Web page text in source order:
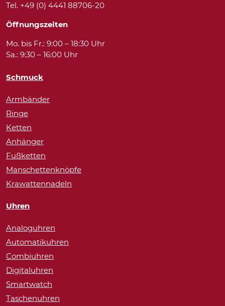
Tel. +49 (0) 4441 88706-20
Öffnungszeiten
Mo. bis Fr.: 9:00 – 18:30 Uhr
Sa.: 9:30 – 16:00 Uhr
Schmuck
Armbänder
Ringe
Ketten
Anhänger
Fußketten
Manschettenknöpfe
Krawattennadeln
Uhren
Analoguhren
Automatikuhren
Combiuhren
Digitaluhren
Smartwatch
Taschenuhren